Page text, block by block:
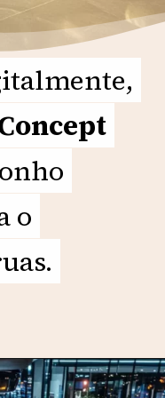
o
o
https://motorprime.com.br/caravan-2025-concept-uma-visao-moderna-da-famosa-perua/